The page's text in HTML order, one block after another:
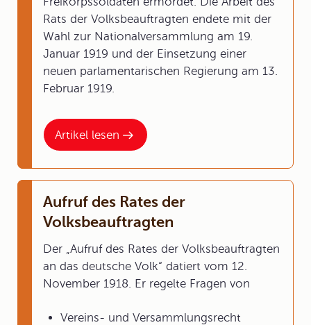
Artikel lesen
Rats der Volksbeauftragten endete mit der
Wahl zur Nationalversammlung am 19.
Januar 1919 und der Einsetzung einer
neuen parlamentarischen Regierung am 13.
Februar 1919.
Aufruf des Rates der
Volksbeauftragten
Der „Aufruf des Rates der Volksbeauftragten
an das deutsche Volk“ datiert vom 12.
November 1918. Er regelte Fragen von
Vereins- und Versammlungsrecht